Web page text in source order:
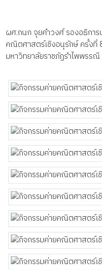
ผศ.กนก จุยคำวงศ์ รองอธิการ
คณิตศาสตร์เชิงอนุรักษ์ ครั้ง
มหาวิทยาลัยราชภัฏรำไพพรรณี